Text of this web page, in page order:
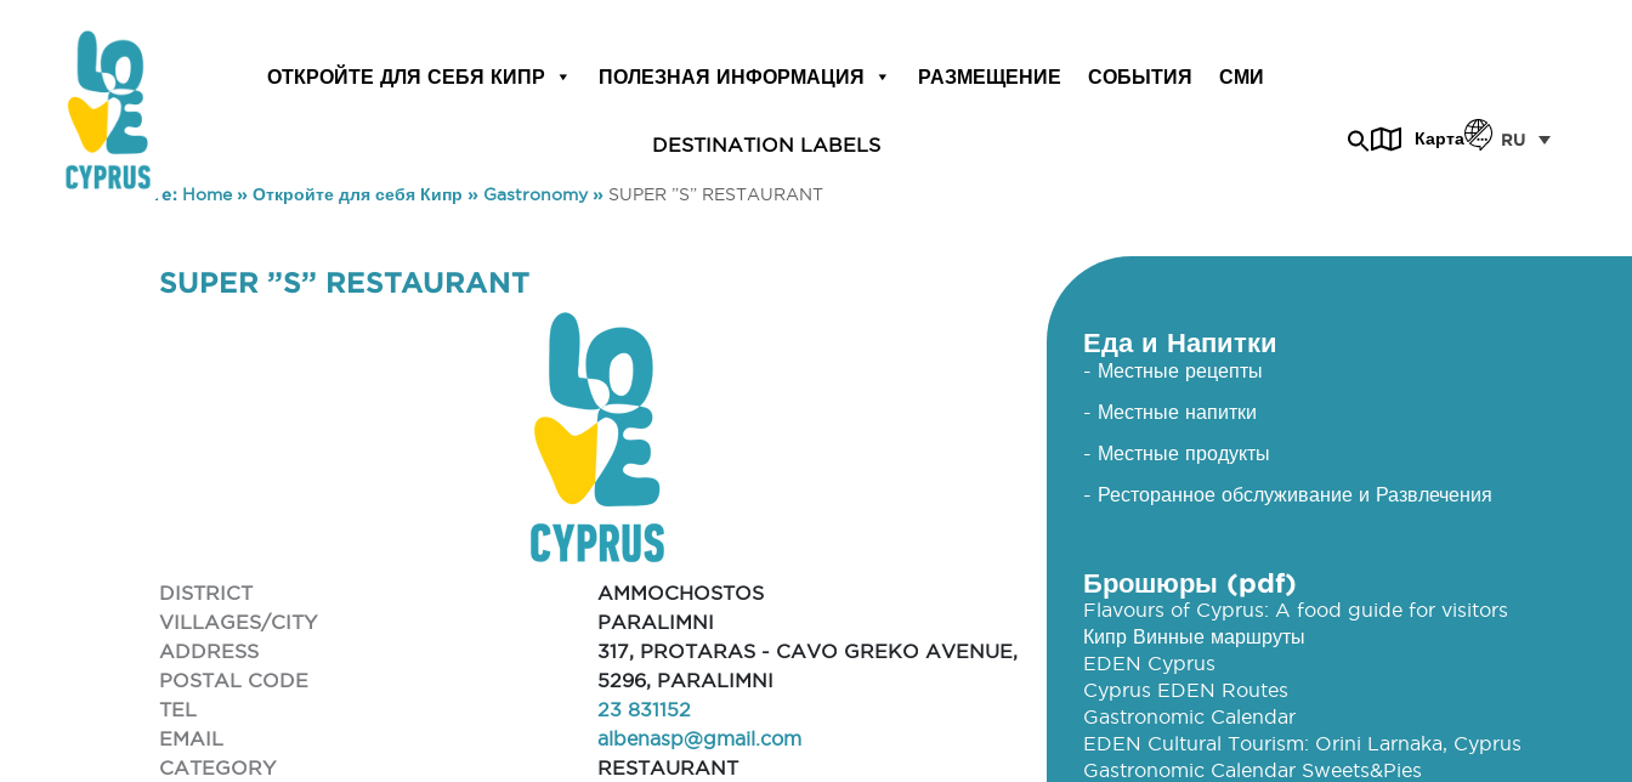
ОТКРОЙТЕ ДЛЯ СЕБЯ КИПР ПОЛЕЗНАЯ ИНФОРМАЦИЯ РАЗМЕЩЕНИЕ СОБЫТИЯ СМИ
DESTINATION LABELS Карта RU
You are here: Home» Откройте для себя Кипр » Gastronomy» SUPER ”S” RESTAURANT
SUPER ”S” RESTAURANT
DISTRICT
AMMOCHOSTOS
VILLAGES/CITY
PARALIMNI
ADDRESS
317, PROTARAS - CAVO GREKO AVENUE,
POSTAL CODE
5296, PARALIMNI
TEL
23 831152
EMAIL
albenasp@gmail.com
CATEGORY
RESTAURANT
Еда и Напитки
- Местные рецепты
- Местные напитки
- Местные продукты
- Ресторанное обслуживание и Развлечения
Брошюры (pdf)
Flavours of Cyprus: A food guide for visitors
Кипр Винные маршруты
EDEN Cyprus
Cyprus EDEN Routes
Gastronomic Calendar
EDEN Cultural Tourism: Orini Larnaka, Cyprus
Gastronomic Calendar Sweets&Pies